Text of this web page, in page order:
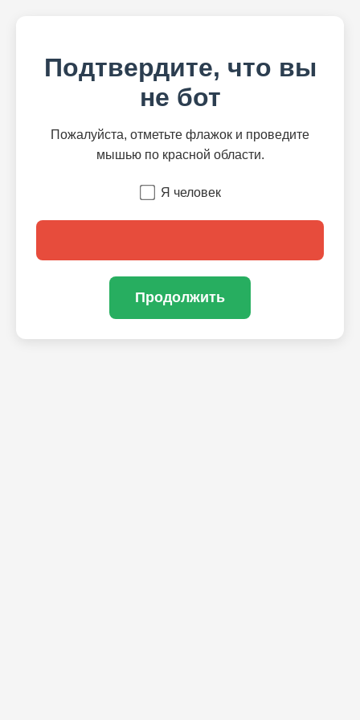
Подтвердите, что вы
не бот
Пожалуйста, отметьте флажок и проведите
мышью по красной области.
Я человек
Продолжить